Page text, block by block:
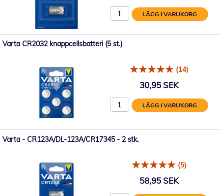
LÄGG I VARUKORG
Varta CR2032 knappcellsbatteri (5 st.)
(14)
30,95 SEK
LÄGG I VARUKORG
Varta - CR123A/DL-123A/CR17345 - 2 stk.
(5)
58,95 SEK